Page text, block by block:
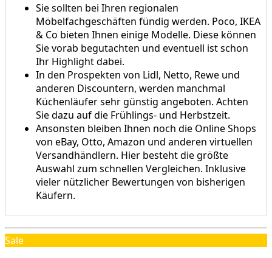
Sie sollten bei Ihren regionalen
Möbelfachgeschäften fündig werden. Poco, IKEA
& Co bieten Ihnen einige Modelle. Diese können
Sie vorab begutachten und eventuell ist schon
Ihr Highlight dabei.
In den Prospekten von Lidl, Netto, Rewe und
anderen Discountern, werden manchmal
Küchenläufer sehr günstig angeboten. Achten
Sie dazu auf die Frühlings- und Herbstzeit.
Ansonsten bleiben Ihnen noch die Online Shops
von eBay, Otto, Amazon und anderen virtuellen
Versandhändlern. Hier besteht die größte
Auswahl zum schnellen Vergleichen. Inklusive
vieler nützlicher Bewertungen von bisherigen
Käufern.
Sale